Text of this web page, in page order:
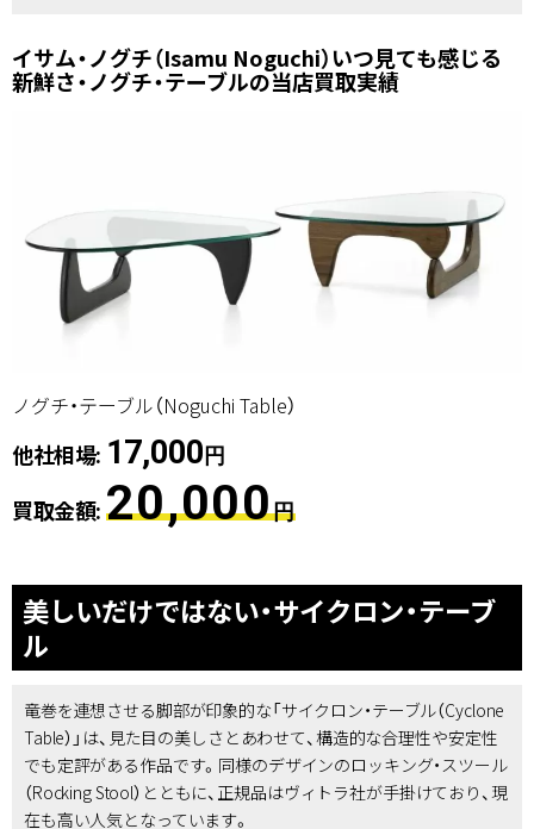
イサム・ノグチ（Isamu Noguchi）いつ見ても感じる
新鮮さ・ノグチ・テーブルの当店買取実績
ノグチ・テーブル（Noguchi Table）
他社相場: 17,000円
買取金額:20,000円
美しいだけではない・サイクロン・テーブ
ル
竜巻を連想させる脚部が印象的な「サイクロン・テーブル（Cyclone
Table）」は、見た目の美しさとあわせて、構造的な合理性や安定性
でも定評がある作品です。同様のデザインのロッキング・スツール
（Rocking Stool）とともに、正規品はヴィトラ社が手掛けており、現
在も高い人気となっています。